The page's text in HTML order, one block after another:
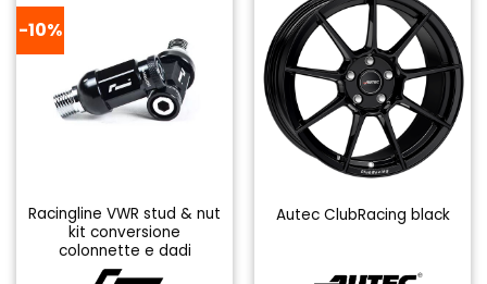
-10%
Racingline VWR stud & nut
kit conversione
colonnette e dadi
Autec ClubRacing black